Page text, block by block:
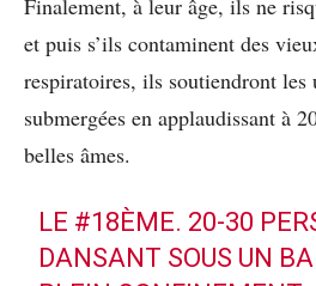
Finalement, à leur âge, ils ne
et puis s’ils contaminent des
respiratoires, ils soutiendront les
submergées en applaudissant à
belles âmes.
LE #18ÈME. 20-30
DANSANT SOUS UN